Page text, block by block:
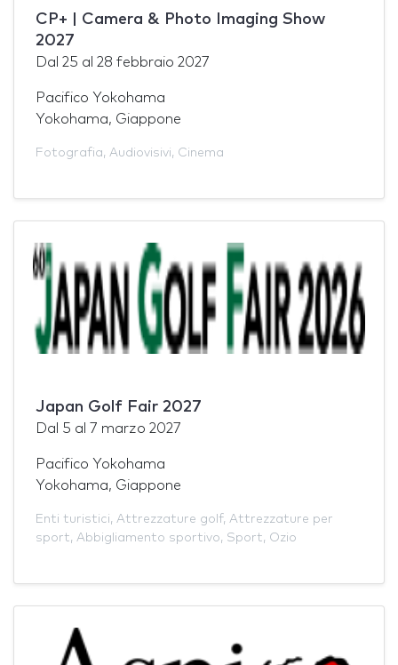
CP+ | Camera & Photo Imaging Show
2027
Dal 25 al 28 febbraio 2027
Pacifico Yokohama
Yokohama, Giappone
Fotografia, Audiovisivi, Cinema
Japan Golf Fair 2027
Dal 5 al 7 marzo 2027
Pacifico Yokohama
Yokohama, Giappone
Enti turistici, Attrezzature golf, Attrezzature per
sport, Abbigliamento sportivo, Sport, Ozio